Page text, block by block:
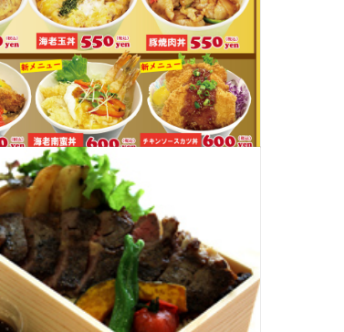
鮮丼 540円
ュー紹介
間：11：00 ～ 15：30
対応時間：11：00 ～ 15：
き渡しは17：30迄
定休日：年中無休
番号：0197-35-7790
ホームページ：
ュー江刺 レスト
ンアザリア
奥州市江刺南大通り4-1